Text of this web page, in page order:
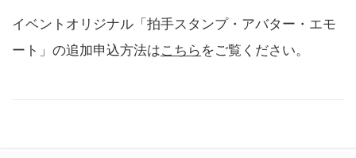
イベントオリジナル「拍手スタンプ・アバター・エモ
ート」の追加申込方法はこちら をご覧ください。